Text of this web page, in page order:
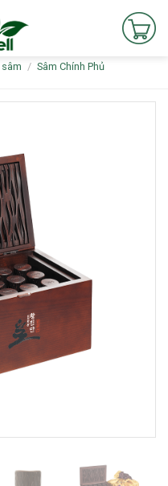
/ Sâm Chính Phủ